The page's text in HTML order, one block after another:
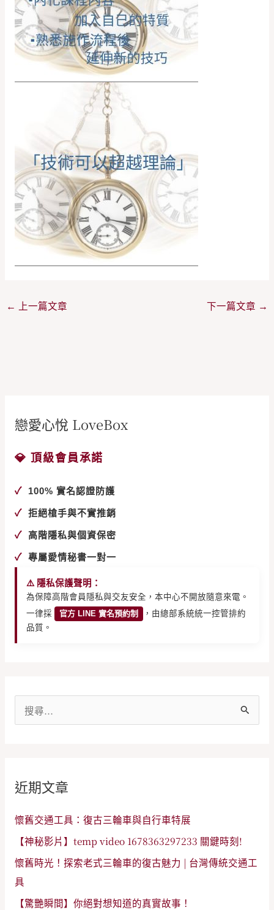
← 上一篇文章 下一篇文章 →
戀愛心悅 LoveBox
💎 頂級會員承諾
✓ 100% 實名認證防護
✓ 拒絕槍手與不實推銷
✓ 高階隱私與個資保密
✓ 專屬愛情秘書一對一
⚠️ 隱私保護聲明：
為保障高階會員隱私與交友安全，本中心不開放隨意來電。
一律採
官方 LINE 實名預約制
，由總部系統統一控管排約
品質。
字
近期文章
懷舊交通工具：復古三輪車與自行車特展
【神秘影片】temp video 1678363297233 關鍵時刻!
懷舊時光！探索老式三輪車的復古魅力 | 台灣傳統交通工
具
【驚艷瞬間】你絕對想知道的真實故事！